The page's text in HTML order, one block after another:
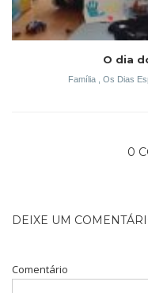
O dia
Família, Os Dias
0
DEIXE UM
Comentário